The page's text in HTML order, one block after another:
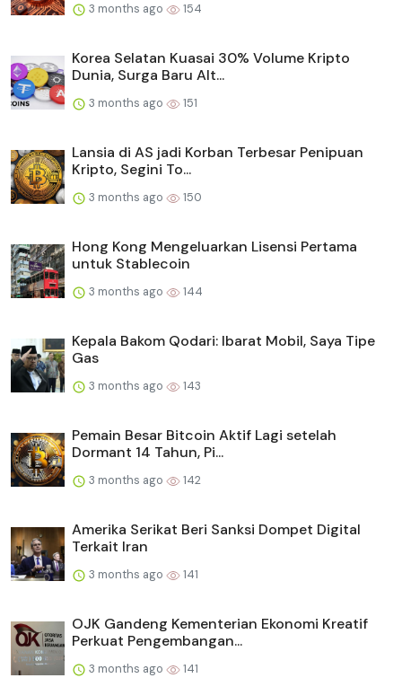
3 months ago 154
Korea Selatan Kuasai 30% Volume Kripto
Dunia, Surga Baru Alt...
3 months ago 151
Lansia di AS jadi Korban Terbesar Penipuan
Kripto, Segini To...
3 months ago 150
Hong Kong Mengeluarkan Lisensi Pertama
untuk Stablecoin
3 months ago 144
Kepala Bakom Qodari: Ibarat Mobil, Saya Tipe
Gas
3 months ago 143
Pemain Besar Bitcoin Aktif Lagi setelah
Dormant 14 Tahun, Pi...
3 months ago 142
Amerika Serikat Beri Sanksi Dompet Digital
Terkait Iran
3 months ago 141
OJK Gandeng Kementerian Ekonomi Kreatif
Perkuat Pengembangan...
3 months ago 141